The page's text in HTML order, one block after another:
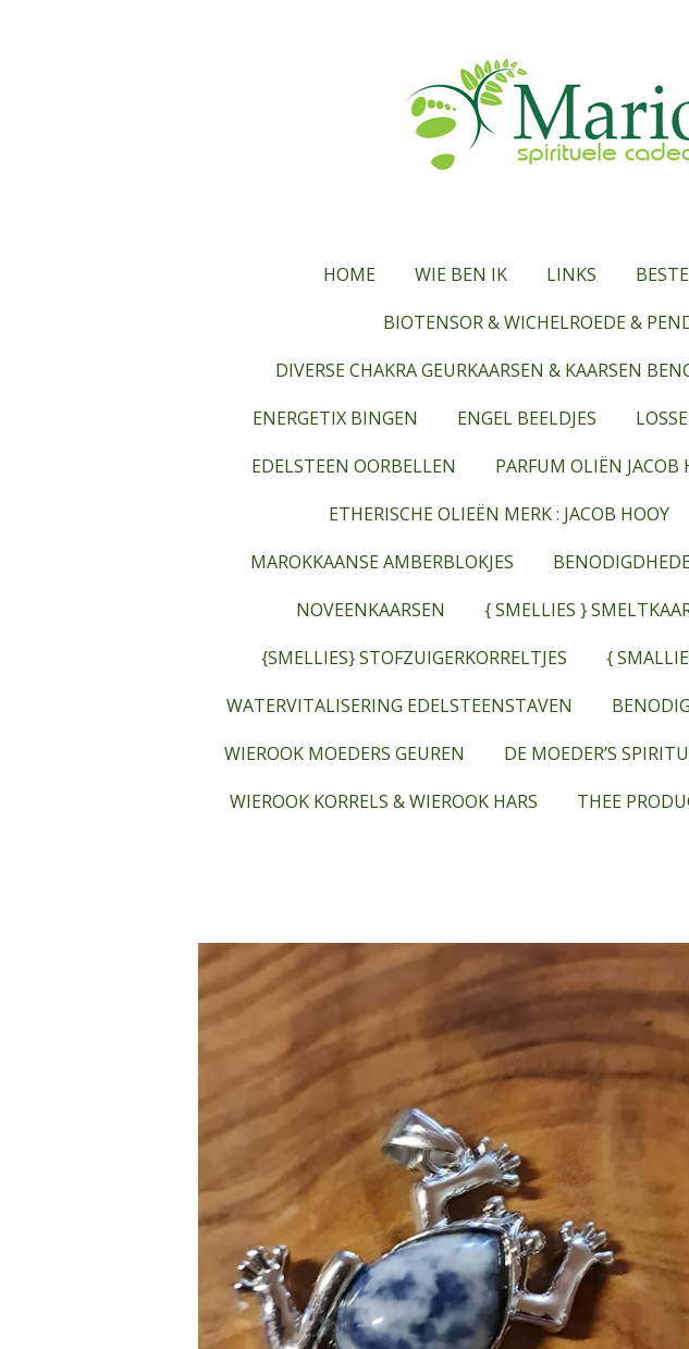
HOME WIE BEN IK LINKS
BIOTENSOR & WICHELROEDE &
DIVERSE CHAKRA GEURKAARSEN & KAARSEN
ENERGETIX BINGEN
ENGEL BEELDJES
EDELSTEEN OORBELLEN
PARFUM OLIËN JACOB
ETHERISCHE OLIEËN MERK : JACOB HOOY
MAROKKAANSE AMBERBLOKJES
NOVEENKAARSEN
{ SMELLIES }
{SMELLIES} STOFZUIGERKORRELTJES
{
WATERVITALISERING EDELSTEENSTAVEN
WIEROOK MOEDERS GEUREN
DE MOEDER’S
WIEROOK KORRELS & WIEROOK HARS
THEE